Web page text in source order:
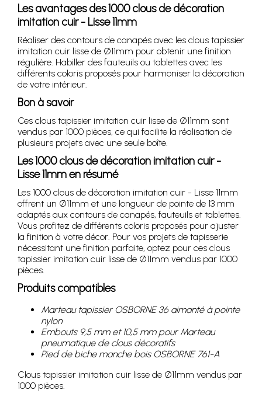
Les avantages des 1000 clous de décoration
imitation cuir - Lisse 11mm
Réaliser des contours de canapés avec les clous tapissier
imitation cuir lisse de Ø11mm pour obtenir une finition
régulière. Habiller des fauteuils ou tablettes avec les
différents coloris proposés pour harmoniser la décoration
de votre intérieur.
Bon à savoir
Ces clous tapissier imitation cuir lisse de Ø11mm sont
vendus par 1000 pièces, ce qui facilite la réalisation de
plusieurs projets avec une seule boîte.
Les 1000 clous de décoration imitation cuir -
Lisse 11mm en résumé
Les 1000 clous de décoration imitation cuir - Lisse 11mm
offrent un Ø11mm et une longueur de pointe de 13 mm
adaptés aux contours de canapés, fauteuils et tablettes.
Vous profitez de différents coloris proposés pour ajuster
la finition à votre décor. Pour vos projets de tapisserie
nécessitant une finition parfaite, optez pour ces clous
tapissier imitation cuir lisse de Ø11mm vendus par 1000
pièces.
Produits compatibles
Marteau tapissier OSBORNE 36 aimanté à pointe
nylon
Embouts 9,5 mm et 10,5 mm pour Marteau
pneumatique de clous décoratifs
Pied de biche manche bois OSBORNE 761-A
Clous tapissier imitation cuir lisse de Ø11mm vendus par
1000 pièces.